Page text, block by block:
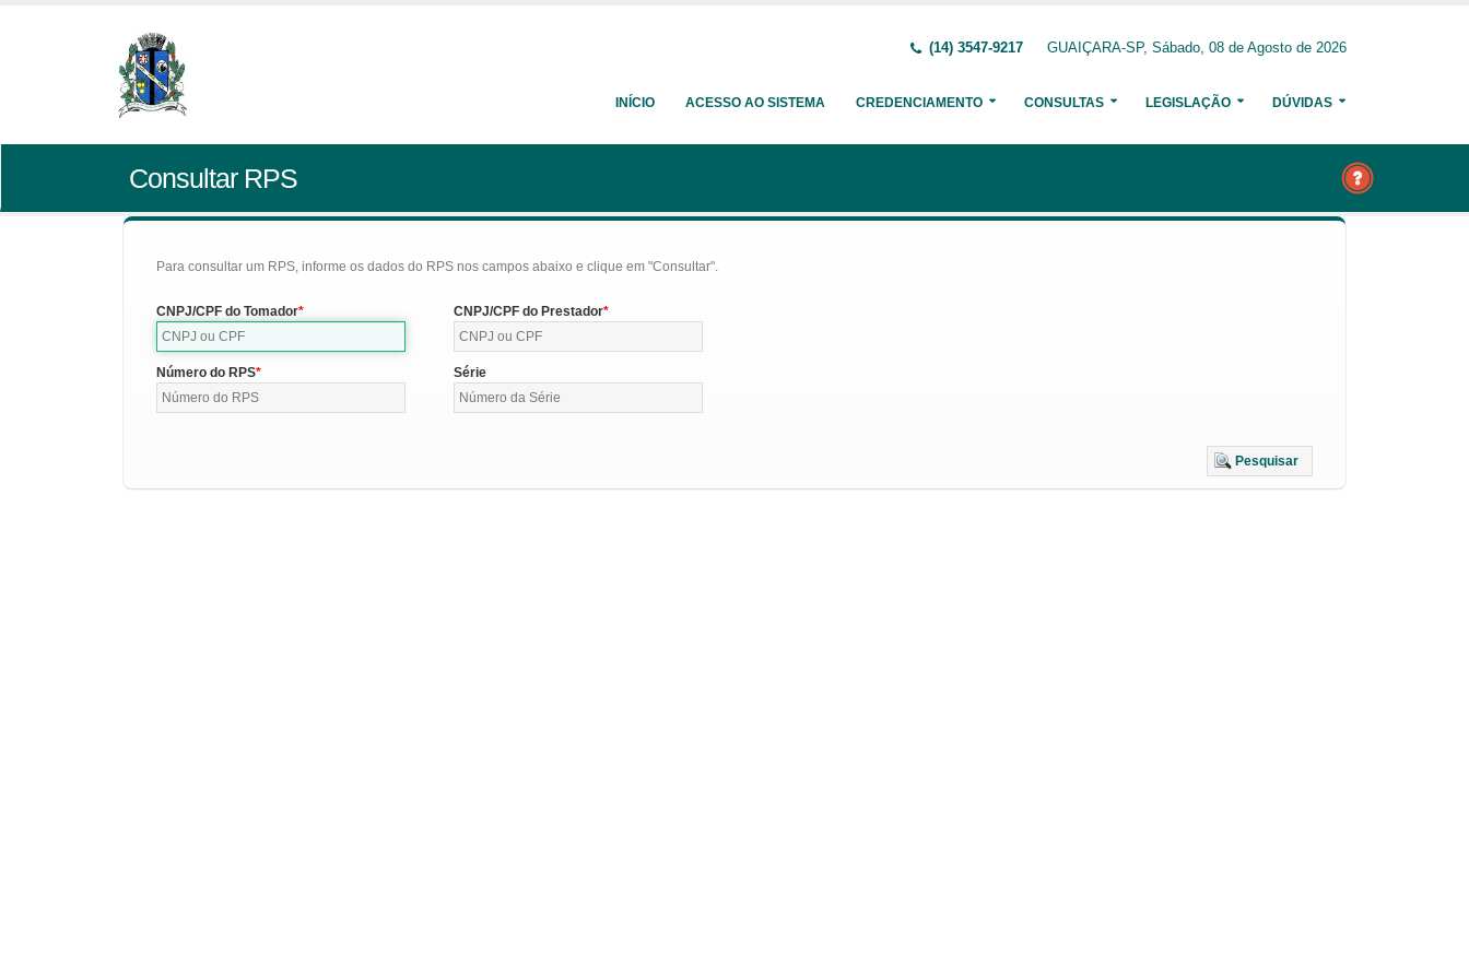
(14) 3547-9217 GUAIÇARA-SP, Sábado, 08 de Agosto de 2026
INÍCIO ACESSO AO SISTEMA CREDENCIAMENTO CONSULTAS LEGISLAÇÃO DÚVIDAS
Consultar RPS
Para consultar um RPS, informe os dados do RPS nos campos abaixo e clique em "Consultar".
CNPJ/CPF do Tomador CNPJ/CPF do Prestador
Número do RPS Série
Pesquisar